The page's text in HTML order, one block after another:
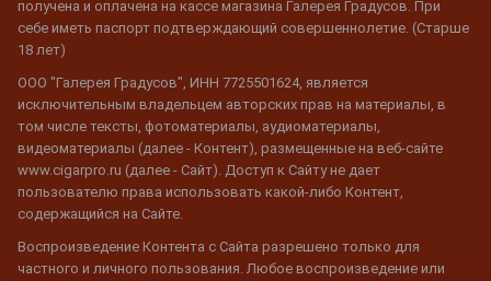
получена и оплачена на кассе магазина Галерея Градусов. При
себе иметь паспорт подтверждающий совершеннолетие. (Старше
18 лет)
ООО "Галерея Градусов", ИНН 7725501624, является
исключительным владельцем авторских прав на материалы, в
том числе тексты, фотоматериалы, аудиоматериалы,
видеоматериалы (далее - Контент), размещенные на веб-сайте
www.cigarpro.ru (далее - Сайт). Доступ к Сайту не дает
пользователю права использовать какой-либо Контент,
содержащийся на Сайте.
Воспроизведение Контента с Сайта разрешено только для
частного и личного пользования. Любое воспроизведение или